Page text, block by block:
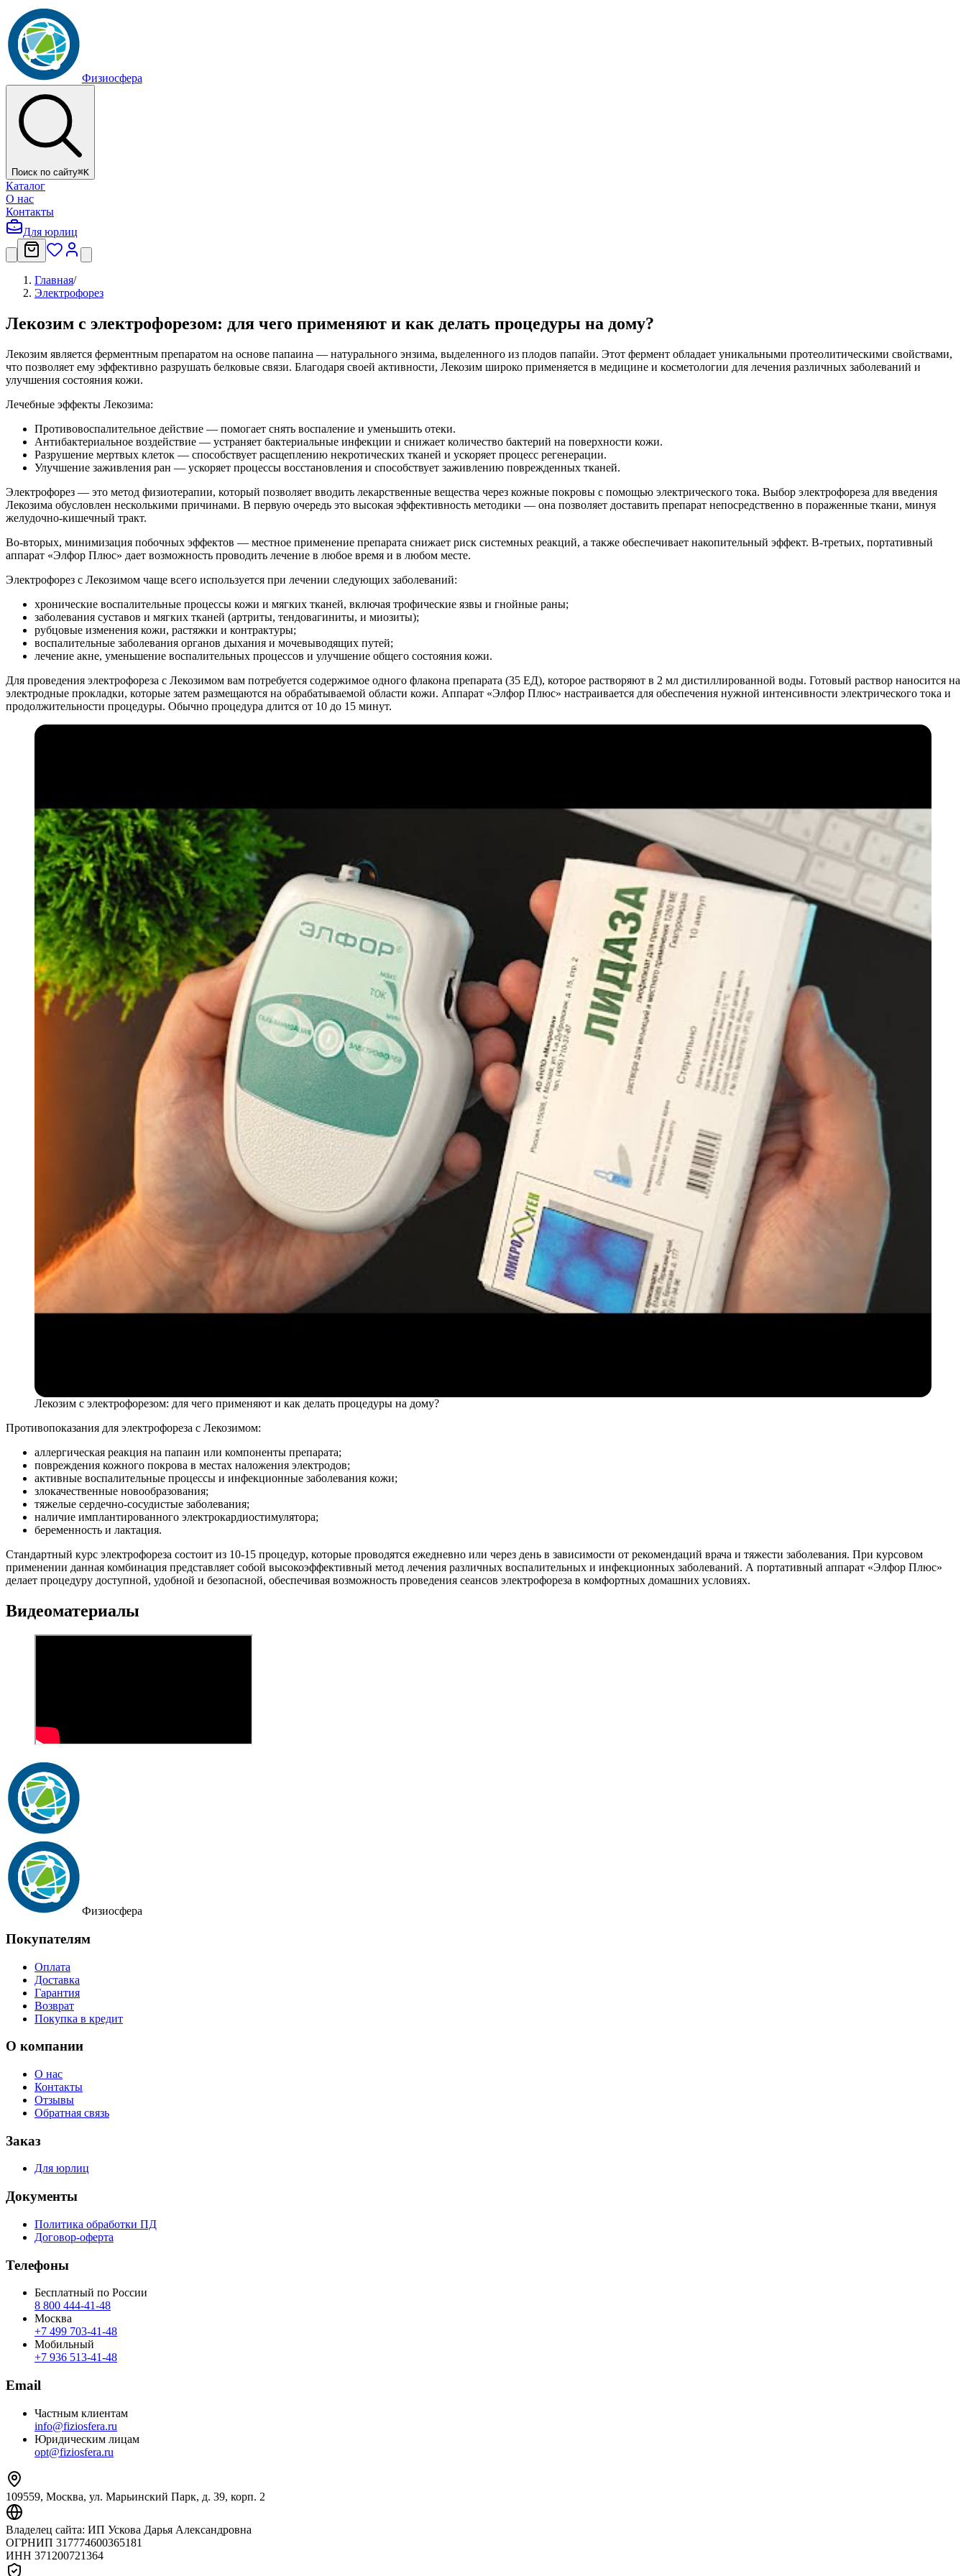
Физиосфера
Поиск по сайту⌘K
Каталог
О нас
Контакты
Для юрлиц
Главная/
Электрофорез
Лекозим с электрофорезом: для чего применяют и как делать процедуры на дому?
Лекозим является ферментным препаратом на основе папаина — натурального энзима, выделенного из плодов папайи. Этот фермент обладает уникальными протеолитическими свойствами,
что позволяет ему эффективно разрушать белковые связи. Благодаря своей активности, Лекозим широко применяется в медицине и косметологии для лечения различных заболеваний и
улучшения состояния кожи.
Лечебные эффекты Лекозима:
Противовоспалительное действие — помогает снять воспаление и уменьшить отеки.
Антибактериальное воздействие — устраняет бактериальные инфекции и снижает количество бактерий на поверхности кожи.
Разрушение мертвых клеток — способствует расщеплению некротических тканей и ускоряет процесс регенерации.
Улучшение заживления ран — ускоряет процессы восстановления и способствует заживлению поврежденных тканей.
Электрофорез — это метод физиотерапии, который позволяет вводить лекарственные вещества через кожные покровы с помощью электрического тока. Выбор электрофореза для введения
Лекозима обусловлен несколькими причинами. В первую очередь это высокая эффективность методики — она позволяет доставить препарат непосредственно в пораженные ткани, минуя
желудочно-кишечный тракт.
Во-вторых, минимизация побочных эффектов — местное применение препарата снижает риск системных реакций, а также обеспечивает накопительный эффект. В-третьих, портативный
аппарат «Элфор Плюс» дает возможность проводить лечение в любое время и в любом месте.
Электрофорез с Лекозимом чаще всего используется при лечении следующих заболеваний:
хронические воспалительные процессы кожи и мягких тканей, включая трофические язвы и гнойные раны;
заболевания суставов и мягких тканей (артриты, тендовагиниты, и миозиты);
рубцовые изменения кожи, растяжки и контрактуры;
воспалительные заболевания органов дыхания и мочевыводящих путей;
лечение акне, уменьшение воспалительных процессов и улучшение общего состояния кожи.
Для проведения электрофореза с Лекозимом вам потребуется содержимое одного флакона препарата (35 ЕД), которое растворяют в 2 мл дистиллированной воды. Готовый раствор наносится на
электродные прокладки, которые затем размещаются на обрабатываемой области кожи. Аппарат «Элфор Плюс» настраивается для обеспечения нужной интенсивности электрического тока и
продолжительности процедуры. Обычно процедура длится от 10 до 15 минут.
Лекозим с электрофорезом: для чего применяют и как делать процедуры на дому?
Противопоказания для электрофореза с Лекозимом:
аллергическая реакция на папаин или компоненты препарата;
повреждения кожного покрова в местах наложения электродов;
активные воспалительные процессы и инфекционные заболевания кожи;
злокачественные новообразования;
тяжелые сердечно-сосудистые заболевания;
наличие имплантированного электрокардиостимулятора;
беременность и лактация.
Стандартный курс электрофореза состоит из 10-15 процедур, которые проводятся ежедневно или через день в зависимости от рекомендаций врача и тяжести заболевания. При курсовом
применении данная комбинация представляет собой высокоэффективный метод лечения различных воспалительных и инфекционных заболеваний. А портативный аппарат «Элфор Плюс»
делает процедуру доступной, удобной и безопасной, обеспечивая возможность проведения сеансов электрофореза в комфортных домашних условиях.
Видеоматериалы
Физиосфера
Покупателям
Оплата
Доставка
Гарантия
Возврат
Покупка в кредит
О компании
О нас
Контакты
Отзывы
Обратная связь
Заказ
Для юрлиц
Документы
Политика обработки ПД
Договор-оферта
Телефоны
Бесплатный по России
8 800 444‑41‑48
Москва
+7 499 703‑41‑48
Мобильный
+7 936 513‑41‑48
Email
Частным клиентам
info@fiziosfera.ru
Юридическим лицам
opt@fiziosfera.ru
109559, Москва, ул. Марьинский Парк, д. 39, корп. 2
Владелец сайта: ИП Ускова Дарья Александровна
ОГРНИП 317774600365181
ИНН 371200721364